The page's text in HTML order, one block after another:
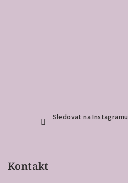
Sledovat na Instagramu
Kontakt